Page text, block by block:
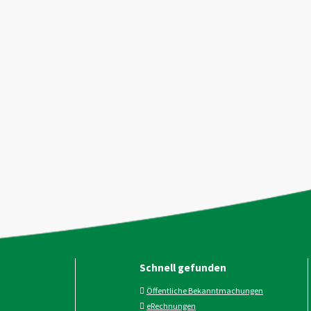
Schnell gefunden
Öffentliche Bekanntmachungen
eRechnungen